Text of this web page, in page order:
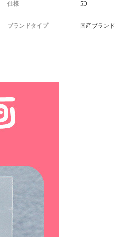
仕様 5D
ブランドタイプ 国産ブランド